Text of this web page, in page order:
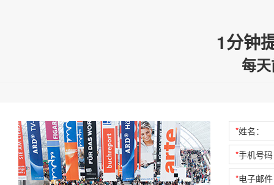
1分钟
每
*姓名：
*手机号
*电子邮